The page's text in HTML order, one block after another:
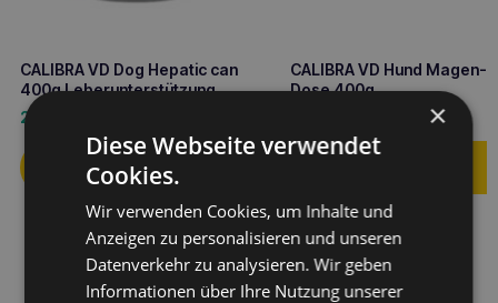
CALIBRA VD Dog Hepatic can
400g Leberunterstützung
2,90
CALIBRA VD Hund Magen-
Dose 400g
×
Diese Webseite verwendet
Cookies.
Wir verwenden Cookies, um Inhalte und
Anzeigen zu personalisieren und unseren
Datenverkehr zu analysieren. Wir geben
Informationen über Ihre Nutzung unserer